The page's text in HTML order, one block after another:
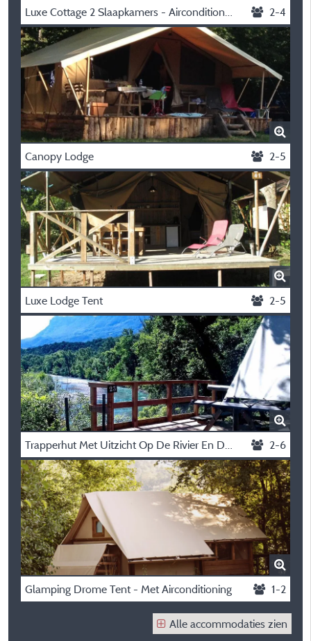
Luxe Cottage 2 Slaapkamers - Airconditioning 2-4
Canopy Lodge 2-5
Luxe Lodge Tent 2-5
Trapperhut Met Uitzicht Op De Rivier En De Bergen 2-6
Glamping Drome Tent - Met Airconditioning 1-2
Alle accommodaties zien